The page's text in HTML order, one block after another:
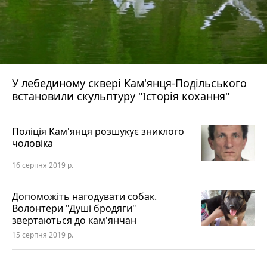
У лебединому сквері Кам'янця-Подільського
встановили скульптуру "Історія кохання"
Поліція Кам'янця розшукує зниклого
чоловіка
16 серпня 2019 р.
Допоможіть нагодувати собак.
Волонтери "Душі бродяги"
звертаються до кам'янчан
15 серпня 2019 р.